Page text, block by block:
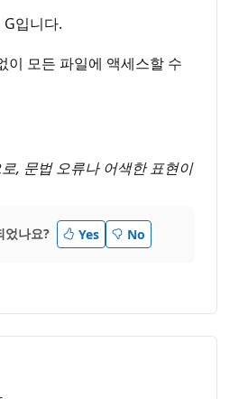
입니다.
이 모든 파일에 액세스할 수
, 문법 오류나 어색한 표현이
었나요? Yes No